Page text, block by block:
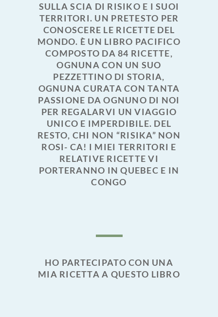
SULLA SCIA DI RISIKO E I SUOI
TERRITORI. UN PRETESTO PER
CONOSCERE LE RICETTE DEL
MONDO. È UN LIBRO PACIFICO
COMPOSTO DA 84 RICETTE,
OGNUNA CON UN SUO
PEZZETTINO DI STORIA,
OGNUNA CURATA CON TANTA
PASSIONE DA OGNUNO DI NOI
PER REGALARVI UN VIAGGIO
UNICO E IMPERDIBILE. DEL
RESTO, CHI NON “RISIKA” NON
ROSI- CA! I MIEI TERRITORI E
RELATIVE RICETTE VI
PORTERANNO IN QUEBEC E IN
CONGO
HO PARTECIPATO CON UNA
MIA RICETTA A QUESTO LIBRO